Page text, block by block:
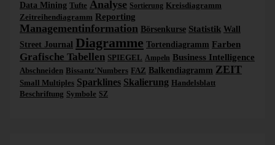
Data Mining Tufte Analyse Sortierung Kreisdiagramm
Zeitreihendiagramm Reporting
Managementinformation Börsenkurse Statistik Wall
Street Journal Diagramme Tortendiagramm Farben
Grafische Tabellen SPIEGEL Ampeln Business Intelligence
Abschneiden Bissantz'Numbers FAZ Balkendiagramm ZEIT
Small Multiples Sparklines Skalierung Handelsblatt
Beschriftung Symbole SZ